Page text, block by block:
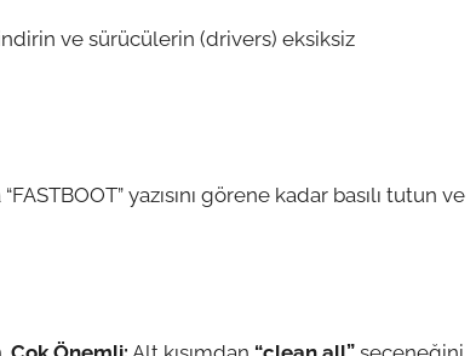
ve sürücülerin (drivers) eksiksiz
yazısını görene kadar basılı tutun ve